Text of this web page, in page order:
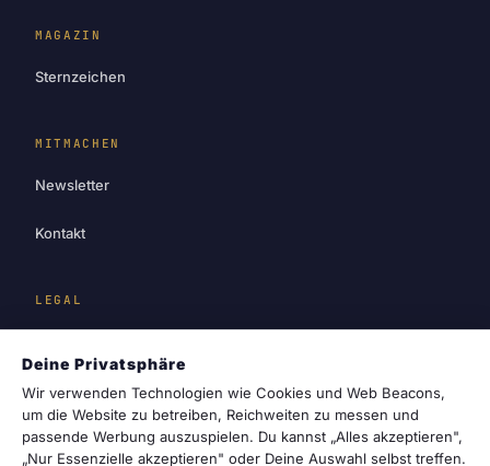
MAGAZIN
Sternzeichen
MITMACHEN
Newsletter
Kontakt
LEGAL
Datenschutz
Cookie-Einstellungen
Deine Privatsphäre
Wir verwenden Technologien wie Cookies und Web Beacons,
um die Website zu betreiben, Reichweiten zu messen und
passende Werbung auszuspielen. Du kannst „Alles akzeptieren",
„Nur Essenzielle akzeptieren" oder Deine Auswahl selbst treffen.